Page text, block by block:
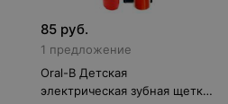
85 руб.
1 предложение
Oral-B Детская
электрическая зубная щетка